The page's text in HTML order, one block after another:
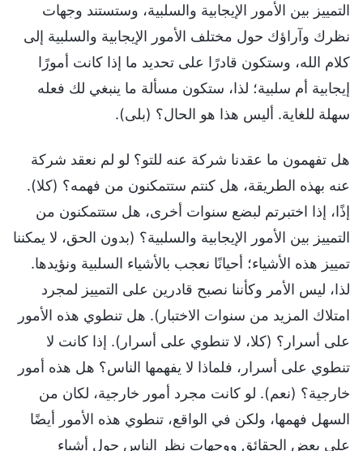
التمييز بين الأمور الإيجابية والسلبية، وستستند وجهات
نظرك وآراؤك حول مختلف الأمور الإيجابية والسلبية إلى
كلام الله، وستكون قادرًا على تحديد ما إذا كانت أمورًا
إيجابية أم سلبية؛ لذا، ستكون مسألة ما ينبغي لك فعله
سهلة للغاية. أليس هذا هو الحال؟ (بلى).
هل تفهمون ما عقدنا شركة عنه للتو؟ لو لم نعقد شركة
عنه بهذه الطريقة، هل كنتم ستتمكنون من فهمه؟ (كلا).
إذًا، إذا اختبرتم لبضع سنوات أخرى، هل ستتمكنون من
التمييز بين الأمور الإيجابية والسلبية؟ (بدون الحق، لا يمكننا
تمييز هذه الأشياء؛ أحيانًا نعجب بالأشياء السلبية ونؤيدها.
لذا، ليس الأمر وكأننا نصبح قادرين على التمييز لمجرد
امتلاك المزيد من سنوات الاختبار). هل تنطوي هذه الأمور
على أسرار؟ (كلا، لا تنطوي على أسرار). إذا كانت لا
تنطوي على أسرار، فلماذا لا يفهمها الناس؟ هل هذه أمور
خارجية؟ (نعم). لو كانت مجرد أمور خارجية، لكان من
السهل فهمها، ولكن في الواقع، تنطوي هذه الأمور أيضًا
على بعض الحقائق ووجهات نظر الناس حول أشياء